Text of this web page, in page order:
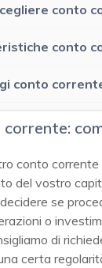
conto
conto
conto
conto
del vostro
se
o
di
certa